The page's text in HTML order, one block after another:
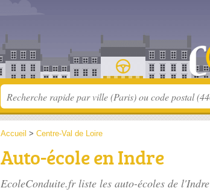
Accueil > Centre-Val de Loire
Auto-école en Indre
EcoleConduite.fr liste les auto-écoles de l'Indre